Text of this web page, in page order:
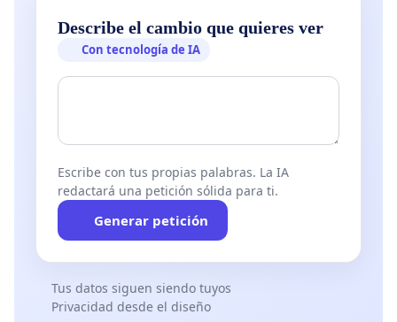
Describe el cambio que quieres ver
Con tecnología de IA
Escribe con tus propias palabras. La IA
redactará una petición sólida para ti.
Generar petición
Tus datos siguen siendo tuyos
Privacidad desde el diseño